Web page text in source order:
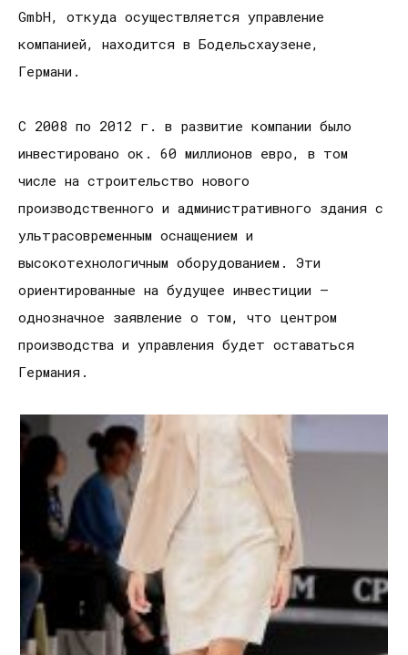
GmbH, откуда осуществляется управление
компанией, находится в Бодельсхаузене,
Германи.
С 2008 по 2012 г. в развитие компании было
инвестировано ок. 60 миллионов евро, в том
числе на строительство нового
производственного и административного здания с
ультрасовременным оснащением и
высокотехнологичным оборудованием. Эти
ориентированные на будущее инвестиции –
однозначное заявление о том, что центром
производства и управления будет оставаться
Германия.